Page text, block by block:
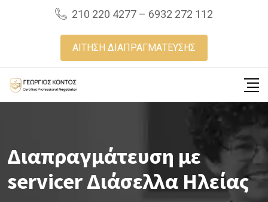
210 220 4277 – 6932 272 112
ΑΙΤΗΣΗ ΔΙΑΠΡΑΓΜΑΤΕΥΣΗΣ
Διαπραγμάτευση με
servicer Διάσελλα Ηλείας